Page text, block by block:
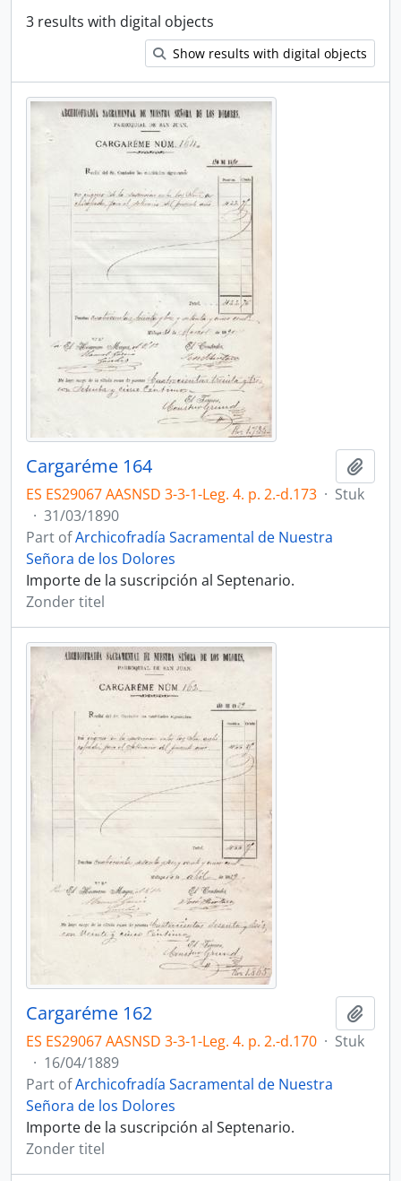
3 results with digital objects
Show results with digital objects
Cargaréme 164
ES ES29067 AASNSD 3-3-1-Leg. 4. p. 2.-d.173 · Stuk
· 31/03/1890
Part ofArchicofradía Sacramental de Nuestra
Señora de los Dolores
Importe de la suscripción al Septenario.
Zonder titel
Cargaréme 162
ES ES29067 AASNSD 3-3-1-Leg. 4. p. 2.-d.170 · Stuk
· 16/04/1889
Part ofArchicofradía Sacramental de Nuestra
Señora de los Dolores
Importe de la suscripción al Septenario.
Zonder titel